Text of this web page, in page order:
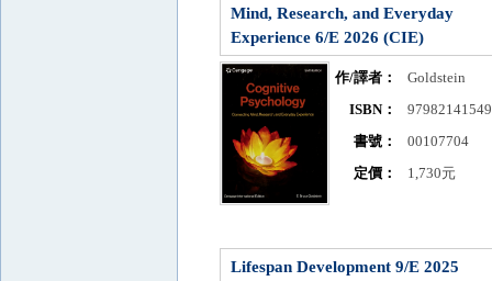
Mind, Research, and Everyday
Experience 6/E 2026 (CIE)
作/譯者：
Goldstein
ISBN：
書號：
00107704
定價：
1,730元
Lifespan Development 9/E 2025